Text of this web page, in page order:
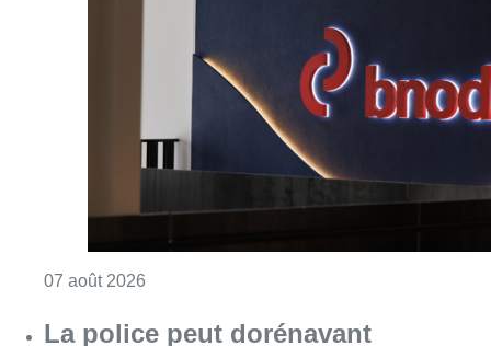
07 août 2026
La police peut dorénavant